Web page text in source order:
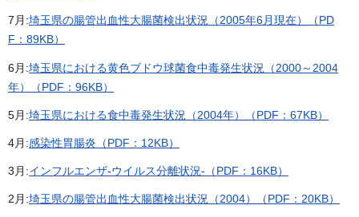
7月:埼玉県の腸管出血性大腸菌検出状況（2005年6月現在）（PD
F：89KB）
6月:埼玉県における黄色ブドウ球菌食中毒発生状況（2000～2004
年）（PDF：96KB）
5月:埼玉県における食中毒発生状況（2004年）（PDF：67KB）
4月:感染性胃腸炎（PDF：12KB）
3月:インフルエンザ-ウイルス分離状況-（PDF：16KB）
2月:埼玉県の腸管出血性大腸菌検出状況（2004）（PDF：20KB）